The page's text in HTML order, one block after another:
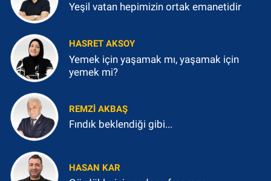
Yeşil vatan hepimizin ortak emanetidir
HASRET AKSOY
Yemek için yaşamak mı, yaşamak için
yemek mi?
REMZI AKBAŞ
Fındık beklendiği gibi...
HASAN KAR